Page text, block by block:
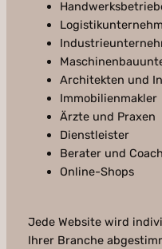
Architekten und
Immobilienmakler
Ärzte und Praxen
Dienstleister
Berater und
Online-Shops
Jede Website wird
Ihrer Branche